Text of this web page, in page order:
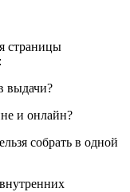
страницы
выдачи?
и онлайн?
собрать в одной